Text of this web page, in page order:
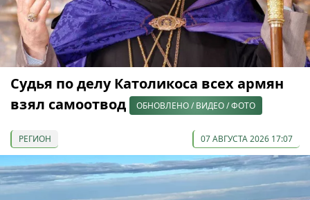
Судья по делу Католикоса всех армян
взял самоотвод
ОБНОВЛЕНО / ВИДЕО / ФОТО
РЕГИОН 07 АВГУСТА 2026 17:07